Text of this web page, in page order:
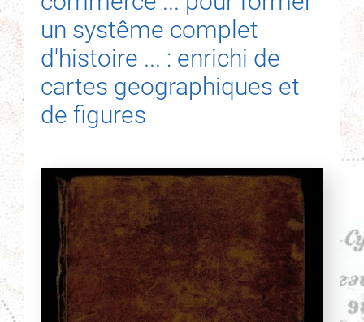
un systême complet
d'histoire ... : enrichi de
cartes geographiques et
de figures